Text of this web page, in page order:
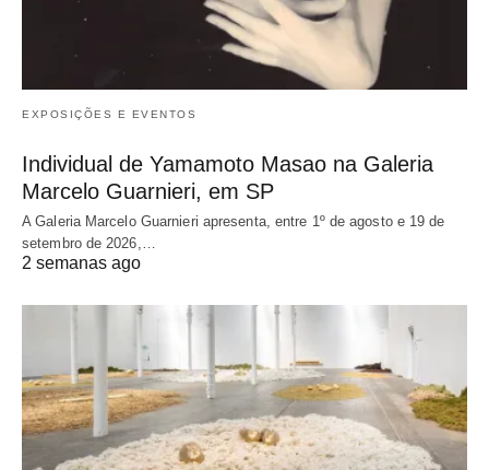
EXPOSIÇÕES E EVENTOS
Individual de Yamamoto Masao na Galeria
Marcelo Guarnieri, em SP
A Galeria Marcelo Guarnieri apresenta, entre 1º de agosto e 19 de
setembro de 2026,…
2 semanas ago